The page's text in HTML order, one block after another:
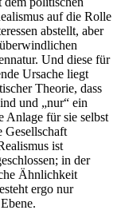
auf die Rolle
abstellt, aber
Und diese für
Ursache liegt
Theorie, dass
und „nur“ ein
Anlage für sie selbst
Gesellschaft
ist
in der
Ähnlichkeit
ergo nur